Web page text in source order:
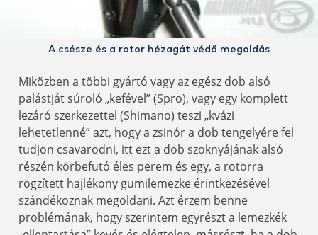
A csésze és a rotor hézagát védő megoldás
Miközben a többi gyártó vagy az egész dob alsó
palástját súroló „kefével” (Spro), vagy egy komplett
lezáró szerkezettel (Shimano) teszi „kvázi
lehetetlenné” azt, hogy a zsinór a dob tengelyére fel
tudjon csavarodni, itt ezt a dob szoknyájának alsó
részén körbefutó éles perem és egy, a rotorra
rögzített hajlékony gumilemezke érintkezésével
szándékoznak megoldani. Azt érzem benne
problémának, hogy szerintem egyrészt a lemezkék